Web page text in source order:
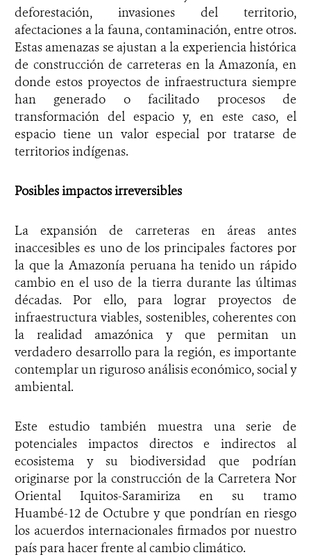
deforestación, invasiones del territorio,
afectaciones a la fauna, contaminación, entre otros.
Estas amenazas se ajustan a la experiencia histórica
de construcción de carreteras en la Amazonía, en
donde estos proyectos de infraestructura siempre
han generado o facilitado procesos de
transformación del espacio y, en este caso, el
espacio tiene un valor especial por tratarse de
territorios indígenas.
Posibles impactos irreversibles
La expansión de carreteras en áreas antes
inaccesibles es uno de los principales factores por
la que la Amazonía peruana ha tenido un rápido
cambio en el uso de la tierra durante las últimas
décadas. Por ello, para lograr proyectos de
infraestructura viables, sostenibles, coherentes con
la realidad amazónica y que permitan un
verdadero desarrollo para la región, es importante
contemplar un riguroso análisis económico, social y
ambiental.
Este estudio también muestra una serie de
potenciales impactos directos e indirectos al
ecosistema y su biodiversidad que podrían
originarse por la construcción de la Carretera Nor
Oriental Iquitos-Saramiriza en su tramo
Huambé-12 de Octubre y que pondrían en riesgo
los acuerdos internacionales firmados por nuestro
país para hacer frente al cambio climático.